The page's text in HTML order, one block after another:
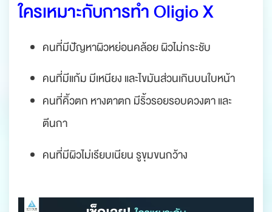
ใครเหมาะกับการทำ Oligio X
คนที่มีปัญหาผิวหย่อนคล้อย ผิวไม่กระชับ
คนที่มีแก้ม มีเหนียง และไขมันส่วนเกินบนใบหน้า
คนที่คิ้วตก หางตาตก มีริ้วรอยรอบดวงตา และ
ตีนกา
คนที่มีผิวไม่เรียบเนียน รูขุมขนกว้าง